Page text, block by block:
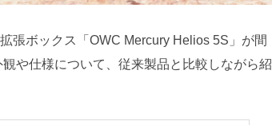
張ボックス「OWC Mercury Helios 5S」が間
や仕様について、従来製品と比較しながら紹